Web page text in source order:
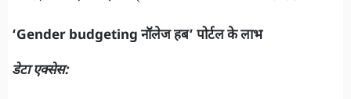
‘Gender budgeting नॉलेज हब’ पोर्टल के लाभ
डेटा एक्सेस: